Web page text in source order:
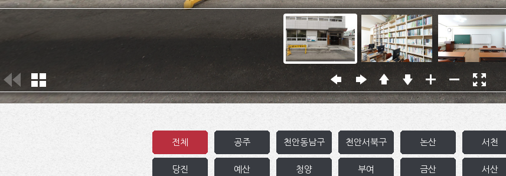
전체 공주 천안동남구 천안서북구 논산 서천
당진 예산 청양 부여 금산 서산